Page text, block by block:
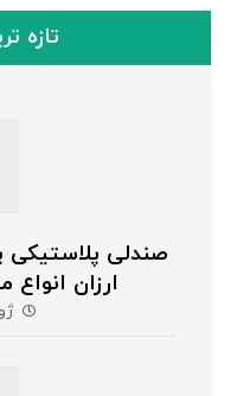
تازه
صندلی پلاستیکی
ارزان